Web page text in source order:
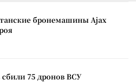
бронемашины Ajax
75 дронов ВСУ